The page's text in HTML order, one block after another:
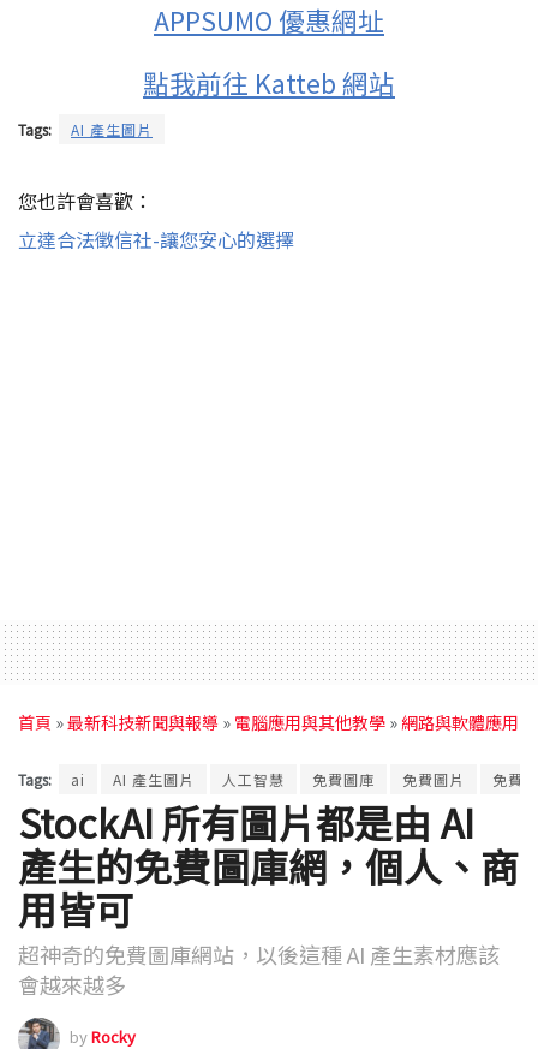
APPSUMO 優惠網址
點我前往 Katteb 網站
Tags: AI 產生圖片
您也許會喜歡：
立達合法徵信社-讓您安心的選擇
首頁 »最新科技新聞與報導 » 電腦應用與其他教學 » 網路與軟體應用
Tags: ai AI 產生圖片 人工智慧 免費圖庫 免費圖片 免費
StockAI 所有圖片都是由 AI
產生的免費圖庫網，個人、商
用皆可
超神奇的免費圖庫網站，以後這種 AI 產生素材應該
會越來越多
byRocky